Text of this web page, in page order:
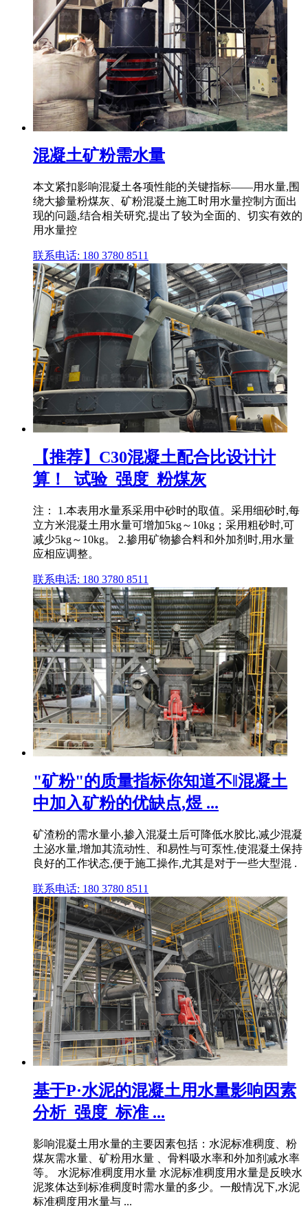
混凝土矿粉需水量
本文紧扣影响混凝土各项性能的关键指标——用水量,围
绕大掺量粉煤灰、矿粉混凝土施工时用水量控制方面出
现的问题,结合相关研究,提出了较为全面的、切实有效的
用水量控
联系电话: 180 3780 8511
【推荐】C30混凝土配合比设计计
算！_试验_强度_粉煤灰
注： 1.本表用水量系采用中砂时的取值。采用细砂时,每
立方米混凝土用水量可增加5kg～10kg；采用粗砂时,可
减少5kg～10kg。 2.掺用矿物掺合料和外加剂时,用水量
应相应调整。
联系电话: 180 3780 8511
"矿粉"的质量指标你知道不‖混凝土
中加入矿粉的优缺点,煜 ...
矿渣粉的需水量小,掺入混凝土后可降低水胶比,减少混凝
土泌水量,增加其流动性、和易性与可泵性,使混凝土保持
良好的工作状态,便于施工操作,尤其是对于一些大型混 .
联系电话: 180 3780 8511
基于P·水泥的混凝土用水量影响因素
分析_强度_标准 ...
影响混凝土用水量的主要因素包括：水泥标准稠度、粉
煤灰需水量、矿粉用水量 、骨料吸水率和外加剂减水率
等。 水泥标准稠度用水量 水泥标准稠度用水量是反映水
泥浆体达到标准稠度时需水量的多少。一般情况下,水泥
标准稠度用水量与 ...